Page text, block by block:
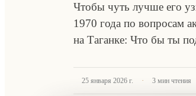
Чтобы чуть лучше его
1970 года по вопросам
на Таганке: Что бы ты
25 января 2026 г. · 3 мин чтения